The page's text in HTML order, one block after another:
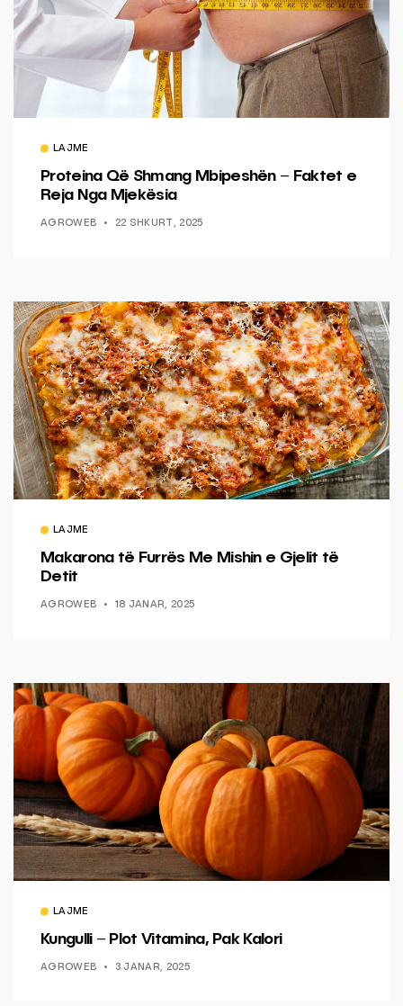
LAJME
Proteina Që Shmang Mbipeshën – Faktet e
Reja Nga Mjekësia
AGROWEB 22 SHKURT, 2025
LAJME
Makarona të Furrës Me Mishin e Gjelit të
Detit
AGROWEB 18 JANAR, 2025
LAJME
Kungulli – Plot Vitamina, Pak Kalori
AGROWEB 3 JANAR, 2025